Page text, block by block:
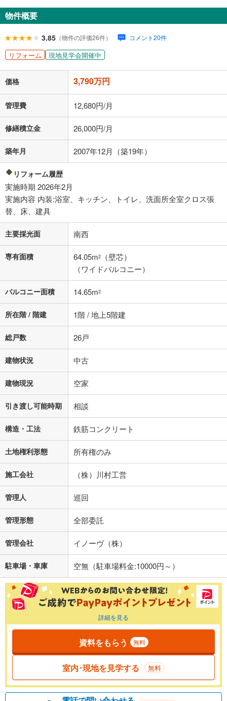
ボーナス払いの限度額は金融機関によって異なります。
閉じる
月々の返済額
ローン返済額 98,382円（頭金比率 0 %）
「金利」については、ご利用を予定されている金融機関等にご確認の
上、ご自身での入力をお願いいたします。初期設定で自動入力されてい
済方法「元利均等返済」にて算出しております。入力された金利を35年
適用した場合の計算結果を表示しています。
その他月額費用や、初期費用がかかります。ご注意ください。実際にお
借り入れの際は各金融機関等に、必ずご自身でご確認をお願いいたしま
す。
条件によってお借り入れができないことがあります。
不動産会社に購入相談をする
物件概要
3.85 （物件の評価26件） コメント20件
リフォーム 現地見学会開催中
価格 3,790万円
管理費 12,680円/月
修繕積立金 26,000円/月
築年月 2007年12月（築19年）
リフォーム履歴
実施時期 2026年2月
実施内容 内装:浴室、キッチン、トイレ、洗面所全室クロス張
替、床、建具
主要採光面 南西
専有面積 64.05m2
（壁芯）
（ワイドバルコニー）
バルコニー面積 14.65m2
所在階 / 階建 1階 / 地上5階建
総戸数 26戸
建物状況 中古
建物現況 空家
引き渡し可能時期 相談
構造・工法 鉄筋コンクリート
土地権利形態 所有権のみ
施工会社 （株）川村工営
管理人 巡回
管理形態 全部委託
管理会社 イノーヴ（株）
駐車場・車庫 空無（駐車場料金:10000円～）
詳細を見る
資料をもらう 無料
室内･現地を見学する 無料